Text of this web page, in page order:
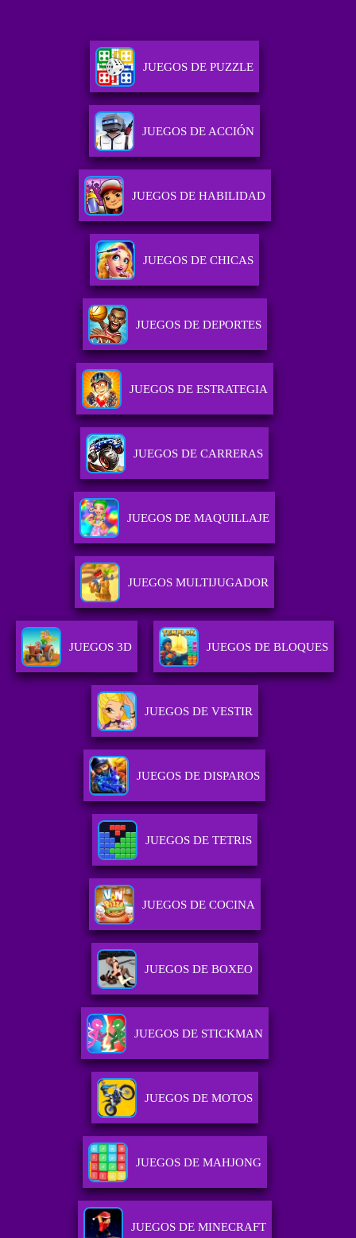
JUEGOS DE PUZZLE
JUEGOS DE ACCIÓN
JUEGOS DE HABILIDAD
JUEGOS DE CHICAS
JUEGOS DE DEPORTES
JUEGOS DE ESTRATEGIA
JUEGOS DE CARRERAS
JUEGOS DE MAQUILLAJE
JUEGOS MULTIJUGADOR
JUEGOS 3D JUEGOS DE BLOQUES
JUEGOS DE VESTIR
JUEGOS DE DISPAROS
JUEGOS DE TETRIS
JUEGOS DE COCINA
JUEGOS DE BOXEO
JUEGOS DE STICKMAN
JUEGOS DE MOTOS
JUEGOS DE MAHJONG
JUEGOS DE MINECRAFT